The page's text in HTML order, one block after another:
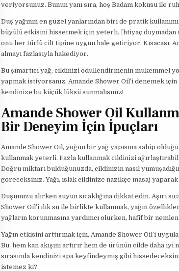
veriyorsunuz. Bunun yanı sıra, hoş Badam kokusu ile
Duş yağının en güzel yanlarından biri de pratik
büyülü etkisini hissetmek için yeterli. İhtiyaç duymadan
onu her türlü cilt tipine uygun hale getiriyor. Kısacası,
almayı fazlasıyla hakediyor.
Bu şımartıcı yağ, cildinizi ödüllendirmenin mükemmel
yapmak istiyorsanız, Amande Shower Oil’i denemek
kendinize bu küçük lüksü sunmalısınız!
Amande Shower Oil
Bir Deneyim İçin İpuçları
Amande Shower Oil, yoğun bir yağ yapısına sahip
kullanmak yeterli. Fazla kullanmak cildinizi
Doğru miktarı bulduğunuzda, cildinizin nasıl
göreceksiniz. Yağı, ıslak cildinize nazikçe masaj
Duşunuzu alırken suyun sıcaklığına dikkat edin. Aşırı
Shower Oil’i ılık su ile birlikte kullanmak, yağın
yağların korunmasına yardımcı olurken, hafif bir
Yağın etkisini arttırmak için, Amande Shower Oil’i
Bu, hem kan akışını artırır hem de ürünün cilde daha
sırasında kendinizi spa keyfindeymiş gibi
istemez ki?